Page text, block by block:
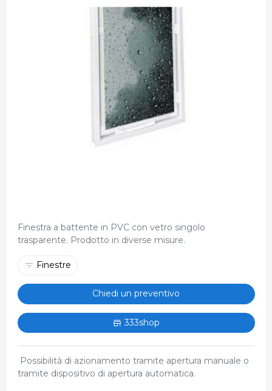
Finestra a battente in PVC con vetro singolo
trasparente. Prodotto in diverse misure.
Finestre
Chiedi un preventivo
333shop
Possibilità di azionamento tramite apertura manuale o
tramite dispositivo di apertura automatica.